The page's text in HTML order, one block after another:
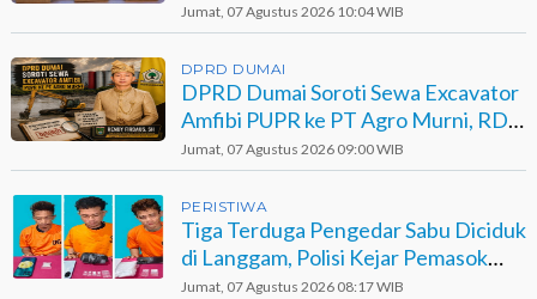
Jumat, 07 Agustus 2026 10:04 WIB
DPRD DUMAI
DPRD Dumai Soroti Sewa Excavator
Amfibi PUPR ke PT Agro Murni, RDP
Jadi Opsi
Jumat, 07 Agustus 2026 09:00 WIB
PERISTIWA
Tiga Terduga Pengedar Sabu Diciduk
di Langgam, Polisi Kejar Pemasok
Berinisial GA
Jumat, 07 Agustus 2026 08:17 WIB